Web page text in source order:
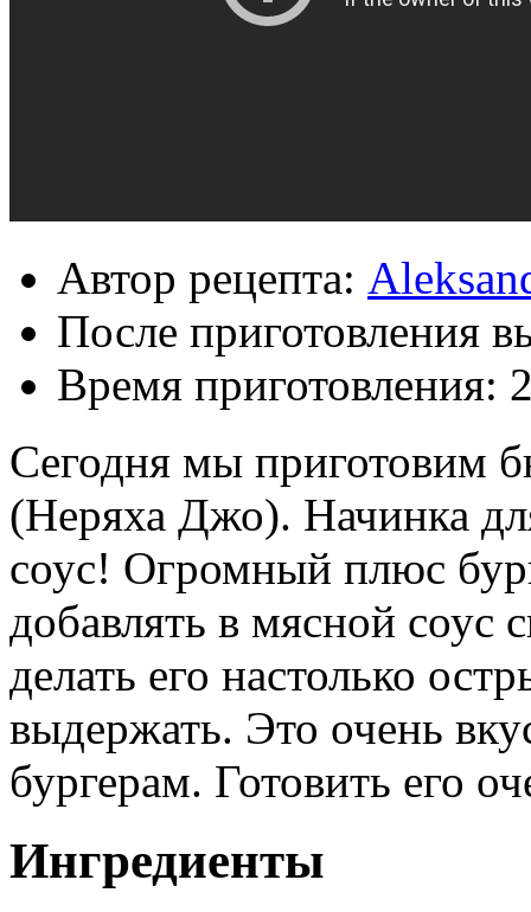
Автор рецепта:
После приготовления
Время приготовления:
Сегодня мы приготовим
(Неряха Джо). Начинка
соус! Огромный плюс
добавлять в мясной
делать его настолько
выдержать. Это очень
бургерам. Готовить его
Ингредиенты